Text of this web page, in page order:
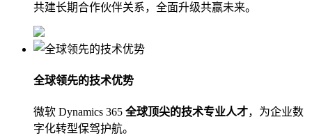
共建长期合作伙伴关系，全面升级共赢未来。
全球领先的技术优势
微软 Dynamics 365 全球顶尖的技术专业人才，为企业数
字化转型保驾护航。